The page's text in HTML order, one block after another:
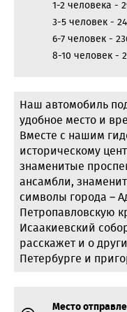
1-2 человека -
3-5 человек -
6-7 человек -
8-10 человек -
Наш автомобиль
удобное место и
Вместе с нашим
историческому
знаменитые
ансамбли,
символы города –
Петропавловскую
Исаакиевский
расскажет и о
Петербурге и
Место